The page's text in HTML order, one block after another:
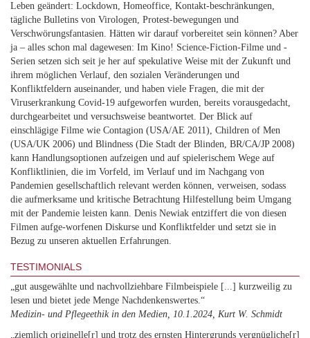
Leben geändert: Lockdown, Homeoffice, Kontakt-beschränkungen,
tägliche Bulletins von Virologen, Protest-bewegungen und
Verschwörungsfantasien. Hätten wir darauf vorbereitet sein können? Aber
ja – alles schon mal dagewesen: Im Kino! Science-Fiction-Filme und -
Serien setzen sich seit je her auf spekulative Weise mit der Zukunft und
ihrem möglichen Verlauf, den sozialen Veränderungen und
Konfliktfeldern auseinander, und haben viele Fragen, die mit der
Viruserkrankung Covid-19 aufgeworfen wurden, bereits vorausgedacht,
durchgearbeitet und versuchsweise beantwortet. Der Blick auf
einschlägige Filme wie Contagion (USA/AE 2011), Children of Men
(USA/UK 2006) und Blindness (Die Stadt der Blinden, BR/CA/JP 2008)
kann Handlungsoptionen aufzeigen und auf spielerischem Wege auf
Konfliktlinien, die im Vorfeld, im Verlauf und im Nachgang von
Pandemien gesellschaftlich relevant werden können, verweisen, sodass
die aufmerksame und kritische Betrachtung Hilfestellung beim Umgang
mit der Pandemie leisten kann. Denis Newiak entziffert die von diesen
Filmen aufge-worfenen Diskurse und Konfliktfelder und setzt sie in
Bezug zu unseren aktuellen Erfahrungen.
TESTIMONIALS
„gut ausgewählte und nachvollziehbare Filmbeispiele [...] kurzweilig zu
lesen und bietet jede Menge Nachdenkenswertes.“
Medizin- und Pflegeethik in den Medien, 10.1.2024, Kurt W. Schmidt
„ziemlich originelle[r] und trotz des ernsten Hintergrunds vergnügliche[r]